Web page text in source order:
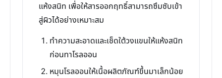
แห้งสนิท เพื่อให้สารออกฤทธิ์สามารถซึมซับเข้า
สู่ผิวได้อย่างเหมาะสม
ทำความสะอาดและเช็ดใต้วงแขนให้แห้งสนิท
ก่อนทาโรลออน
หมุนโรลออนให้เนื้อผลิตภัณฑ์ขึ้นมาเล็กน้อย